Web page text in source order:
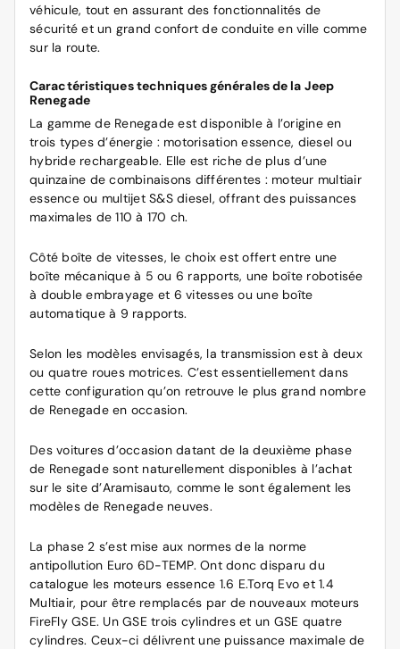
véhicule, tout en assurant des fonctionnalités de
sécurité et un grand confort de conduite en ville comme
sur la route.
Caractéristiques techniques générales de la Jeep
Renegade
La gamme de Renegade est disponible à l’origine en
trois types d’énergie : motorisation essence, diesel ou
hybride rechargeable. Elle est riche de plus d’une
quinzaine de combinaisons différentes : moteur multiair
essence ou multijet S&S diesel, offrant des puissances
maximales de 110 à 170 ch.
Côté boîte de vitesses, le choix est offert entre une
boîte mécanique à 5 ou 6 rapports, une boîte robotisée
à double embrayage et 6 vitesses ou une boîte
automatique à 9 rapports.
Selon les modèles envisagés, la transmission est à deux
ou quatre roues motrices. C’est essentiellement dans
cette configuration qu’on retrouve le plus grand nombre
de Renegade en occasion.
Des voitures d’occasion datant de la deuxième phase
de Renegade sont naturellement disponibles à l’achat
sur le site d’Aramisauto, comme le sont également les
modèles de Renegade neuves.
La phase 2 s’est mise aux normes de la norme
antipollution Euro 6D-TEMP. Ont donc disparu du
catalogue les moteurs essence 1.6 E.Torq Evo et 1.4
Multiair, pour être remplacés par de nouveaux moteurs
FireFly GSE. Un GSE trois cylindres et un GSE quatre
cylindres. Ceux-ci délivrent une puissance maximale de